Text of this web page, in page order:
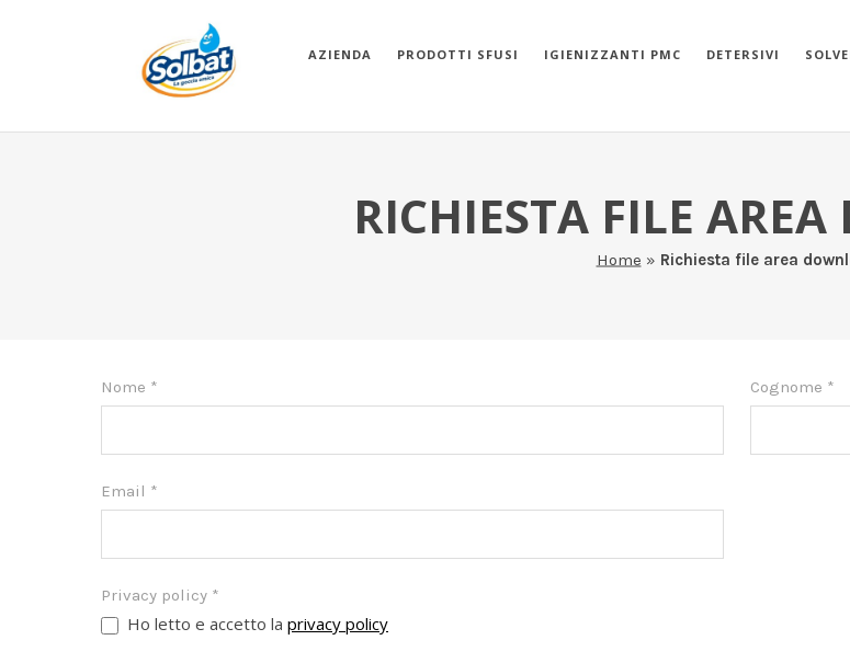
AZIENDA PRODOTTI SFUSI IGIENIZZANTI PMC DETERSIVI
RICHIESTA FILE
Home » Richiesta file area
Area
Nome * Cognome *
Email *
Privacy policy *
Ho letto e accetto la privacy policy